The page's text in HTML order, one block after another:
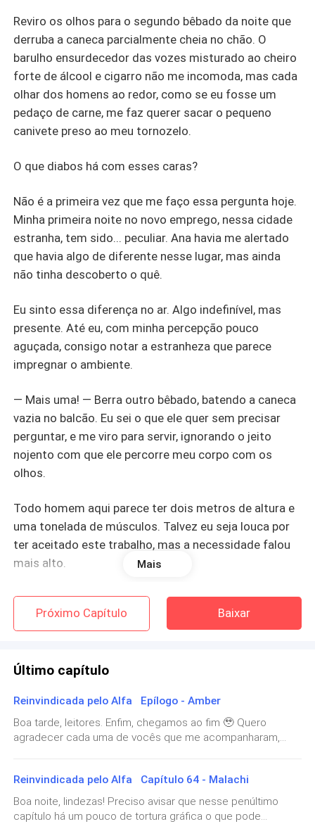
Reviro os olhos para o segundo bêbado da noite que
derruba a caneca parcialmente cheia no chão. O
barulho ensurdecedor das vozes misturado ao cheiro
forte de álcool e cigarro não me incomoda, mas cada
olhar dos homens ao redor, como se eu fosse um
pedaço de carne, me faz querer sacar o pequeno
canivete preso ao meu tornozelo.
O que diabos há com esses caras?
Não é a primeira vez que me faço essa pergunta hoje.
Minha primeira noite no novo emprego, nessa cidade
estranha, tem sido... peculiar. Ana havia me alertado
que havia algo de diferente nesse lugar, mas ainda
não tinha descoberto o quê.
Eu sinto essa diferença no ar. Algo indefinível, mas
presente. Até eu, com minha percepção pouco
aguçada, consigo notar a estranheza que parece
impregnar o ambiente.
— Mais uma! — Berra outro bêbado, batendo a caneca
vazia no balcão. Eu sei o que ele quer sem precisar
perguntar, e me viro para servir, ignorando o jeito
nojento com que ele percorre meu corpo com os
olhos.
Todo homem aqui parece ter dois metros de altura e
uma tonelada de músculos. Talvez eu seja louca por
ter aceitado este trabalho, mas a necessidade falou
mais alto.
— Aqui. — Entrego a bebida. Ele dá mais uma encarada
antes de se afastar e se juntar a outros três que
jogam cartas em uma mesa.
— Mais uma hora e você pode ir. Te pago a diária
chefe, parando ao meu lado.
— Entendido — Concordo, tentando soar tranquila,
Cinquenta pratas. Isso significa que poderei comprar
mantimentos para dois dias. Dois dias sem me
Mais
Próximo Capítulo Baixar
Último capítulo
Reinvindicada pelo Alfa Epílogo - Amber
Boa tarde, leitores. Enfim, chegamos ao fim 🥹 Quero
agradecer cada uma de vocês que me acompanharam,
realizada, esse foi meu primeiro projeto aqui e não sei ainda
se publicarei outro, mas agradeço a cada pessoa que leu e
viveu comigo a história da Amber e Malachi! Obrigada 🙏🏻
~~~~~~~~~~ Ana me encara com os olhos
Reinvindicada pelo Alfa Capítulo 64 - Malachi
Boa noite, lindezas! Preciso avisar que nesse penúltimo
capítulo há um pouco de tortura gráfica o que pode